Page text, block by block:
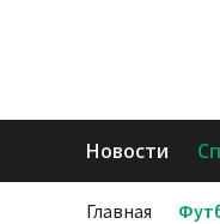
Новости
Главная